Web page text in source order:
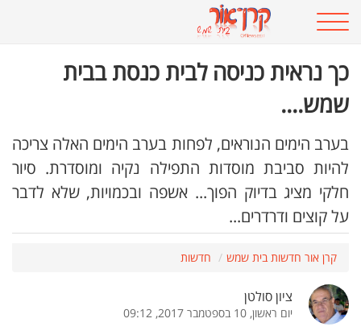
כך נראית כניסה לבית כנסת בבית
שמש....
בערב הימים הנוראים, לפחות בערב הימים האלה צריכה
להיות סביבת מוסדות התפילה נקיה ומוסדרת. סיור
חלקי מציג בדיוק הפוך... אשפה ובכמויות, שלא לדבר
על קוצים ודרדרים...
קרן אור חדשות בית שמש חדשות
ציון סולטן
יום ראשון, 10 בספטמבר 2017, 09:12